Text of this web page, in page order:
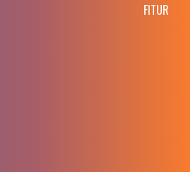
FITUR